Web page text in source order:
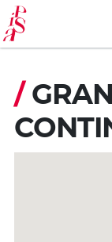
Pasar
al
contenido
principal
/